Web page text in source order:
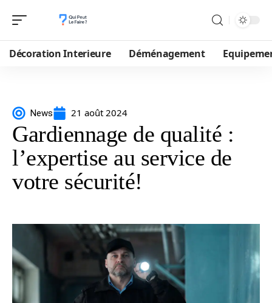
Décoration Interieure Déménagement
News 21 août 2024
Gardiennage de qualité :
l’expertise au service de
votre sécurité!